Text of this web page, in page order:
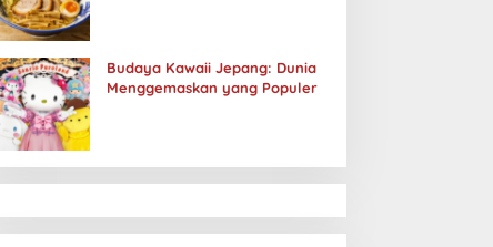
Budaya Kawaii Jepang: Dunia
Menggemaskan yang Populer